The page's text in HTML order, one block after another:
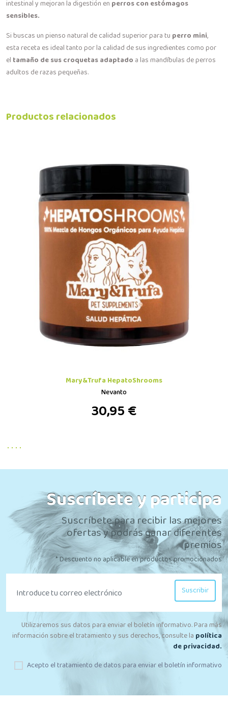
intestinal y mejoran la digestión en perros con estómagos
sensibles.
Si buscas un pienso natural de calidad superior para tu perro mini,
esta receta es ideal tanto por la calidad de sus ingredientes como por
el tamaño de sus croquetas adaptado a las mandíbulas de perros
adultos de razas pequeñas.
Productos relacionados
Mary&Trufa HepatoShrooms
Nevanto
30,95 €
Suscríbete y participa
Suscríbete para recibir las mejores
ofertas y podrás ganar diferentes
premios
* Descuento no aplicable en productos promocionados
Suscribir
Utilizaremos sus datos para enviar el boletín informativo. Para más
información sobre el tratamiento y sus derechos, consulte la política
de privacidad.
Acepto el tratamiento de datos para enviar el boletín informativo